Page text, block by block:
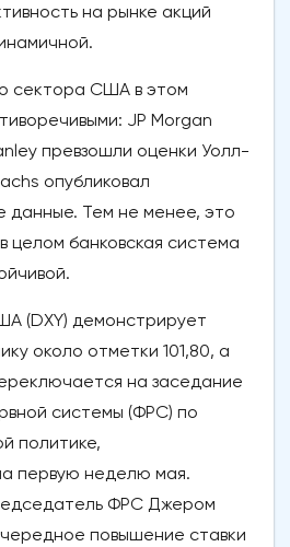
на рынке акций
сектора США в этом
JP Morgan
превзошли оценки Уолл-
опубликовал
данные. Тем не менее, это
целом банковская система
(DXY) демонстрирует
около отметки 101,80, а
на заседание
системы (ФРС) по
политике,
первую неделю мая.
ФРС Джером
повышение ставки